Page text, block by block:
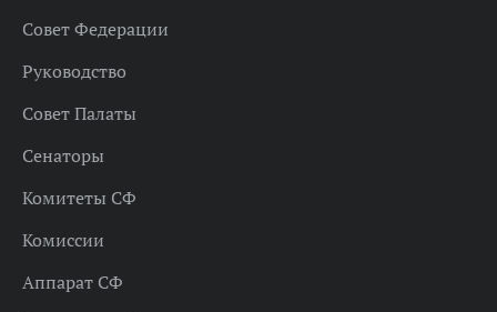
Совет Федерации
Руководство
Совет Палаты
Сенаторы
Комитеты СФ
Комиссии
Аппарат СФ